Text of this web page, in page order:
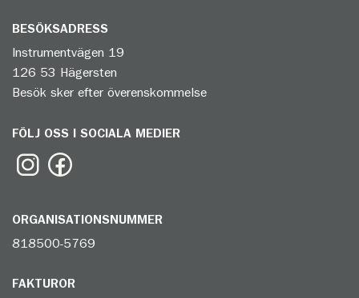
BESÖKSADRESS
Instrumentvägen 19
126 53 Hägersten
Besök sker efter överenskommelse
FÖLJ OSS I SOCIALA MEDIER
ORGANISATIONSNUMMER
818500-5769
FAKTUROR